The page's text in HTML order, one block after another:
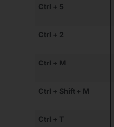
Ctrl + 5
Ctrl + 2
Ctrl + M
Ctrl + Shift + M
Ctrl + T